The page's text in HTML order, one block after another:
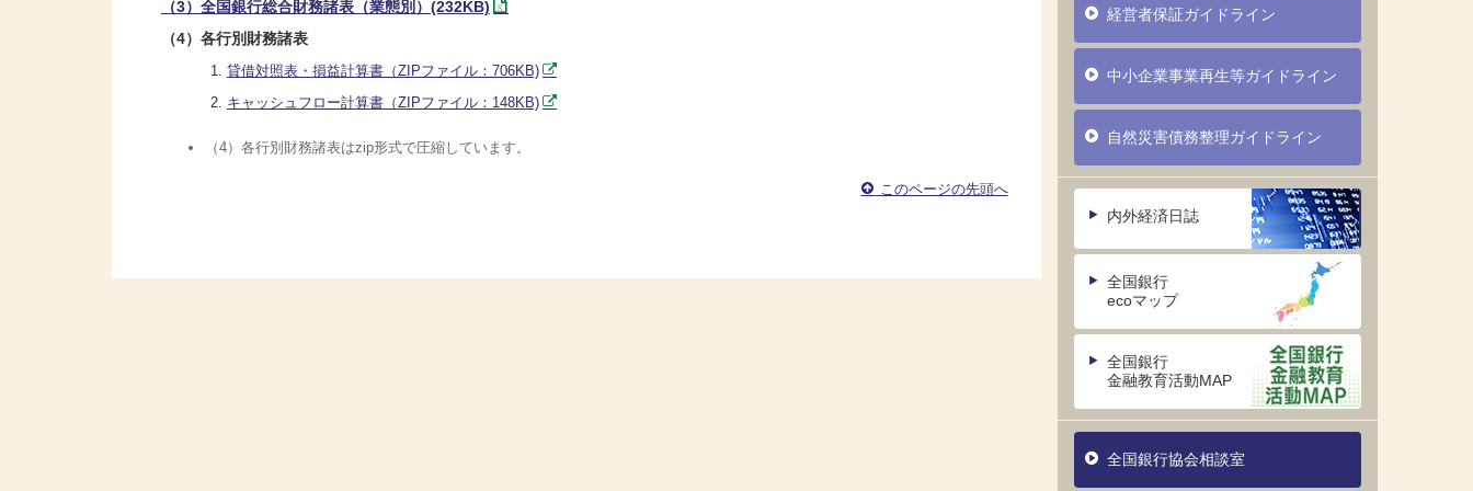
（3）全国銀行総合財務諸表（業態別）(232KB)
（4）各行別財務諸表
貸借対照表・損益計算書（ZIPファイル：706KB)
キャッシュフロー計算書（ZIPファイル：148KB)
（4）各行別財務諸表はzip形式で圧縮しています。
このページの先頭へ
経営者保証ガイドライン
中小企業事業再生等ガイドライン
自然災害債務整理ガイドライン
内外経済日誌
全国銀行
ecoマップ
全国銀行
金融教育活動MAP
全国銀行協会相談室